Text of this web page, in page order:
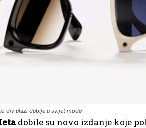
div ulazi dublje u svijet mode
dobile su novo izdanje koje